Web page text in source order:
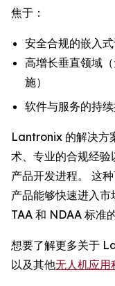
焦于：
安全合规的嵌入
高增长垂直领域
施）
软件与服务的持
Lantronix 的解决方
术、专业的合规经
产品开发进程。 这
产品能够快速进入
TAA 和 NDAA 标准
想要了解更多关于
以及其他无人机应用